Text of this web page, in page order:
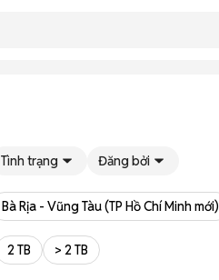
Tình trạng Đăng bởi
Bà Rịa - Vũng Tàu (TP Hồ Chí Minh mới)
2 TB > 2 TB